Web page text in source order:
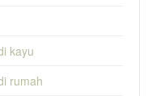
kayu
rumah